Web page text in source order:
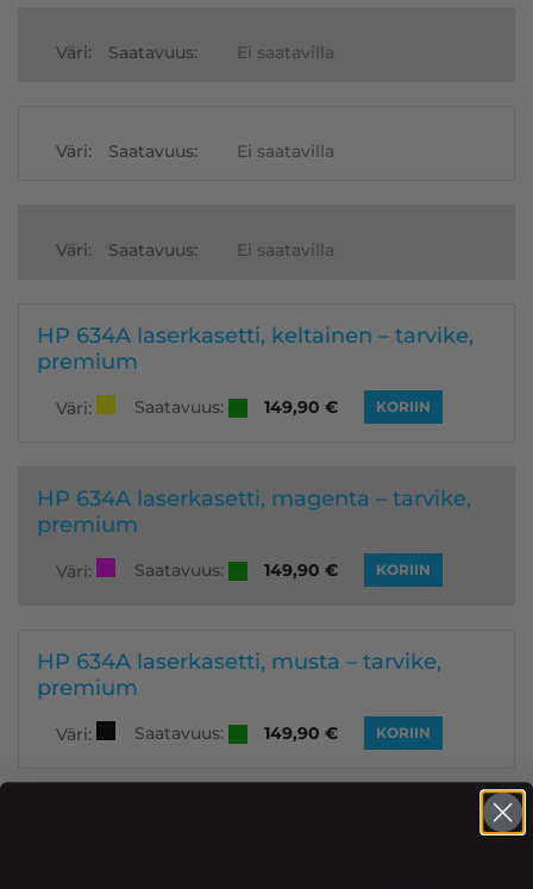
Väri: Saatavuus: Ei saatavilla
Väri: Saatavuus: Ei saatavilla
Väri: Saatavuus: Ei saatavilla
HP 634A laserkasetti, keltainen – tarvike,
premium
Väri: Saatavuus: 149,90 € KORIIN
HP 634A laserkasetti, magenta – tarvike,
premium
Väri: Saatavuus: 149,90 € KORIIN
HP 634A laserkasetti, musta – tarvike,
premium
Väri: Saatavuus: 149,90 € KORIIN